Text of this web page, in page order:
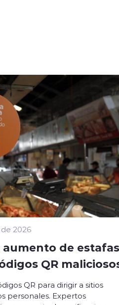
2026
de estafas
QR
QR para dirigir a sitios
personales. Expertos